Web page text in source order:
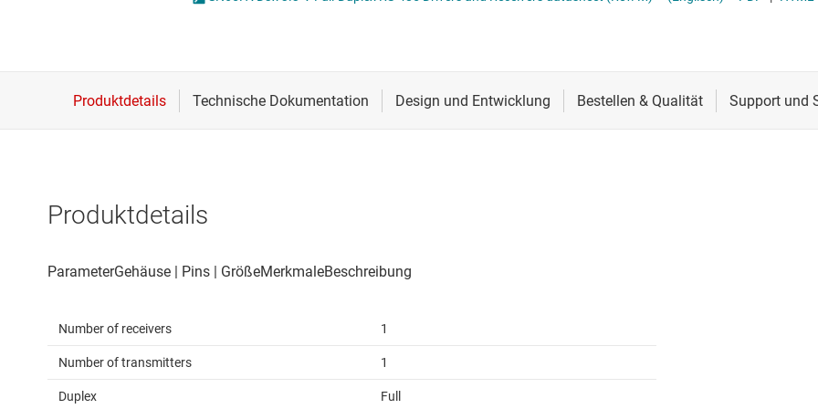
Drahtlose Konnektivität Schnittstelle
I2C-, I3C- & SPI-ICS RS-485- & RS-422-
Produktdetails
Number of receivers 1
Number of transmitters 1
Duplex Full